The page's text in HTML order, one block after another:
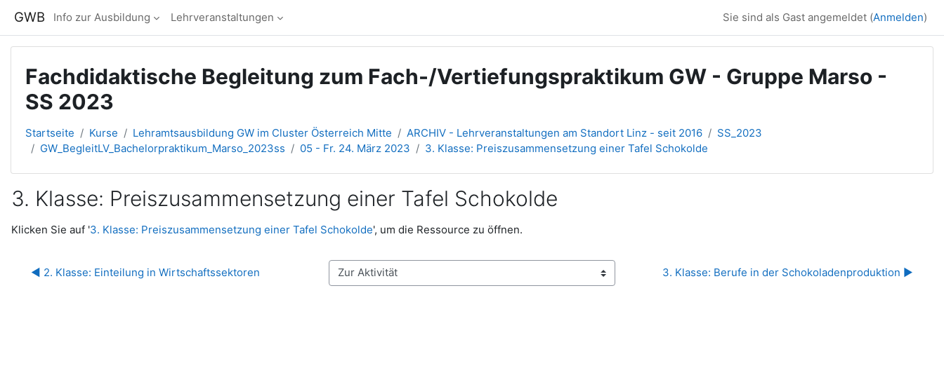
GWB Info zur Ausbildung Lehrveranstaltungen Sie sind als Gast angemeldet (Anmelden)
Fachdidaktische Begleitung zum Fach-/Vertiefungspraktikum GW - Gruppe Marso -
SS 2023
Startseite Kurse Lehramtsausbildung GW im Cluster Österreich Mitte ARCHIV - Lehrveranstaltungen am Standort Linz - seit 2016
SS_2023
GW_BegleitLV_Bachelorpraktikum_Marso_2023ss
05 - Fr. 24. März 2023 3. Klasse: Preiszusammensetzung einer Tafel Schokolde
3. Klasse: Preiszusammensetzung einer Tafel Schokolde
Abschlussbedingungen
Klicken Sie auf '3. Klasse: Preiszusammensetzung einer Tafel Schokolde', um die Ressource zu öffnen.
◀︎ 2. Klasse: Einteilung in Wirtschaftssektoren Zur Aktivität 3. Klasse: Berufe in der Schokoladenproduktion ▶︎